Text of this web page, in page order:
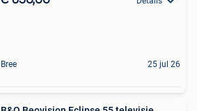
Bree 25 jul 26